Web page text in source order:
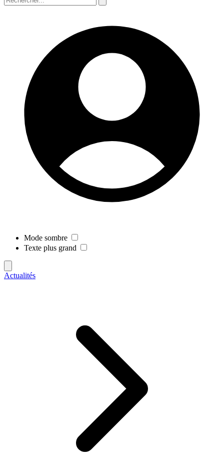
Mode sombre
Texte plus grand
Actualités